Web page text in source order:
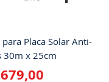
Placa Solar Anti-
30m x 25cm